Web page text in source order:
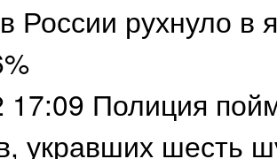
России рухнуло в
17:09 Полиция
укравших шесть